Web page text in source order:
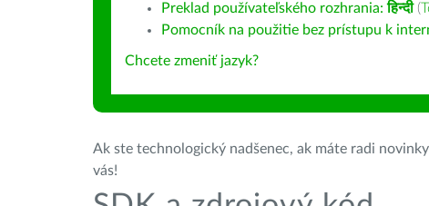
Preklad používateľského rozhrania:हिन्दी (
Pomocník na použitie bez prístupu k
Chcete zmeniť jazyk?
Ak ste technologický nadšenec, ak máte radi
vás!